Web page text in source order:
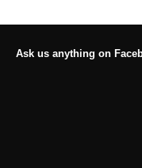
Ask us anything on